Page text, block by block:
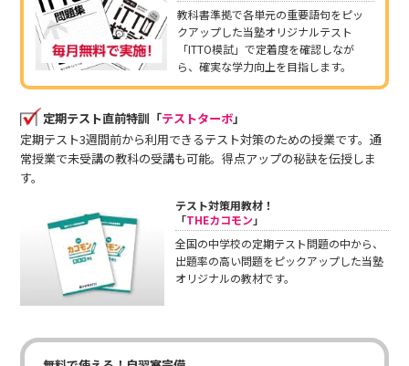
教科書準拠で各単元の重要語句をピッ
クアップした当塾オリジナルテスト
「ITTO模試」で定着度を確認しなが
ら、確実な学力向上を目指します。
定期テスト直前特訓「テストターボ」
定期テスト3週間前から利用できるテスト対策のための授業です。通
常授業で未受講の教科の受講も可能。得点アップの秘訣を伝授しま
す。
テスト対策用教材！
「THEカコモン」
全国の中学校の定期テスト問題の中から、
出題率の高い問題をピックアップした当塾
オリジナルの教材です。